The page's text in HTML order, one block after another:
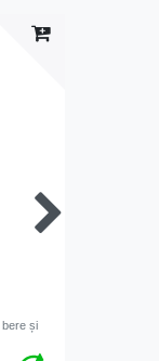
bere și